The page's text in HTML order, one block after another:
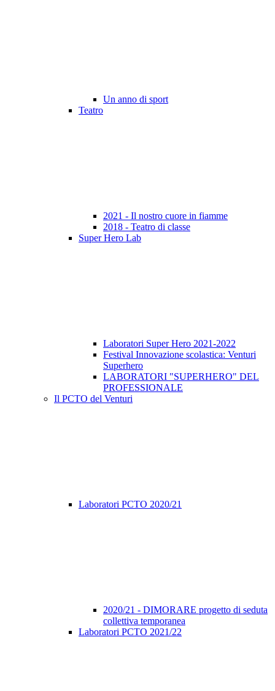
Un anno di sport
Teatro
2021 - Il nostro cuore in fiamme
2018 - Teatro di classe
Super Hero Lab
Laboratori Super Hero 2021-2022
Festival Innovazione scolastica: Venturi
Superhero
LABORATORI "SUPERHERO" DEL
PROFESSIONALE
Il PCTO del Venturi
Laboratori PCTO 2020/21
2020/21 - DIMORARE progetto di seduta
collettiva temporanea
Laboratori PCTO 2021/22